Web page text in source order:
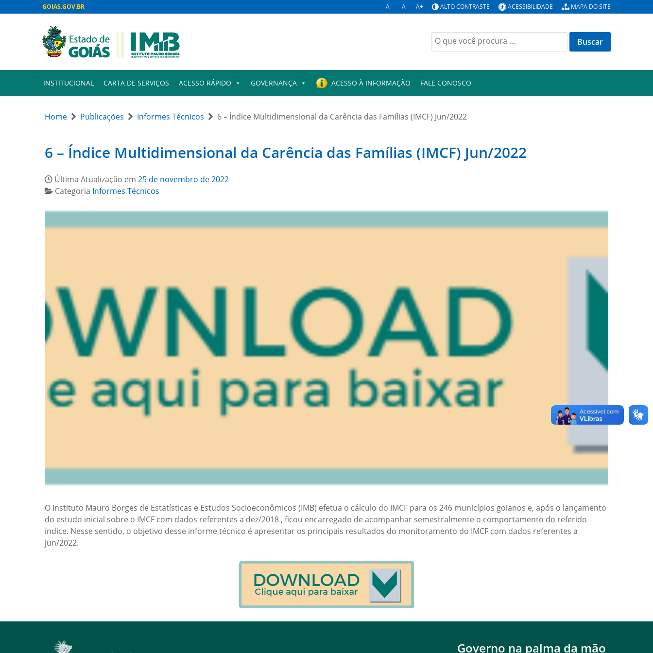
GOIAS.GOV.BR A- A A+ ALTO CONTRASTE ACESSIBILIDADE MAPA DO SITE
Buscar
por:
INSTITUCIONAL CARTA DE SERVIÇOS ACESSO RÁPIDO GOVERNANÇA ACESSO À INFORMAÇÃO FALE CONOSCO
Home Publicações Informes Técnicos 6 – Índice Multidimensional da Carência das Famílias (IMCF) Jun/2022
6 – Índice Multidimensional da Carência das Famílias (IMCF) Jun/2022
Última Atualização em 25 de novembro de 2022
Categoria Informes Técnicos
O Instituto Mauro Borges de Estatísticas e Estudos Socioeconômicos (IMB) efetua o cálculo do IMCF para os 246 municípios goianos e, após o lançamento
do estudo inicial sobre o IMCF com dados referentes a dez/2018 , ficou encarregado de acompanhar semestralmente o comportamento do referido
índice. Nesse sentido, o objetivo desse informe técnico é apresentar os principais resultados do monitoramento do IMCF com dados referentes a
jun/2022.
Governo na palma da mão